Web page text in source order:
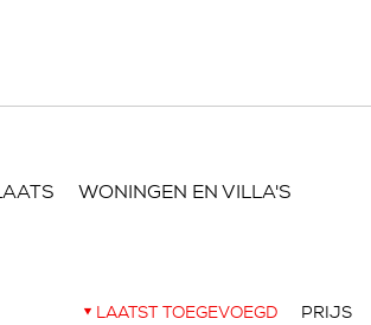
WONINGEN EN VILLA'S
LAATST TOEGEVOEGD PRIJS